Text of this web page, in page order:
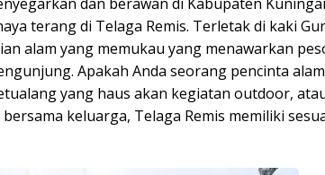
terang di Telaga Remis. Terletak di kaki
alam yang memukau yang menawarkan
Apakah Anda seorang pencinta alam
yang haus akan kegiatan outdoor,
keluarga, Telaga Remis memiliki